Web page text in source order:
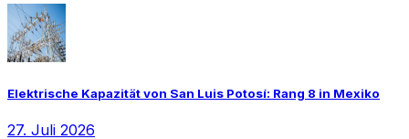
Elektrische Kapazität von San Luis Potosí: Rang 8 in Mexiko
27. Juli 2026